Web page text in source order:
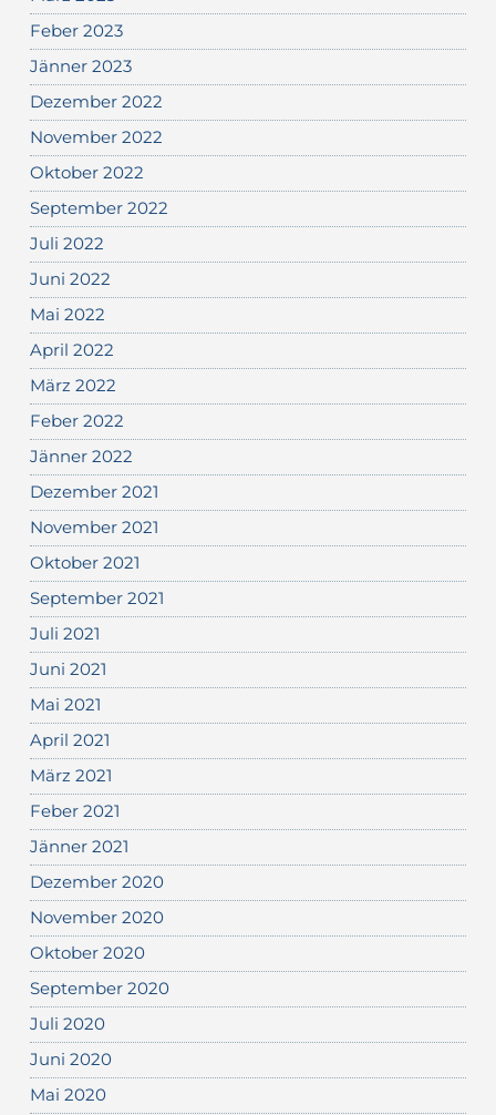
Feber 2023
Jänner 2023
Dezember 2022
November 2022
Oktober 2022
September 2022
Juli 2022
Juni 2022
Mai 2022
April 2022
März 2022
Feber 2022
Jänner 2022
Dezember 2021
November 2021
Oktober 2021
September 2021
Juli 2021
Juni 2021
Mai 2021
April 2021
März 2021
Feber 2021
Jänner 2021
Dezember 2020
November 2020
Oktober 2020
September 2020
Juli 2020
Juni 2020
Mai 2020